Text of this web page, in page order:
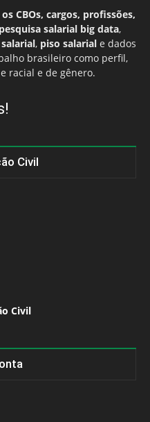
CBOs, cargos, profissões,
pesquisa salarial big data,
, piso salarial e dados
brasileiro como perfil,
racial e de gênero.
Civil
Civil